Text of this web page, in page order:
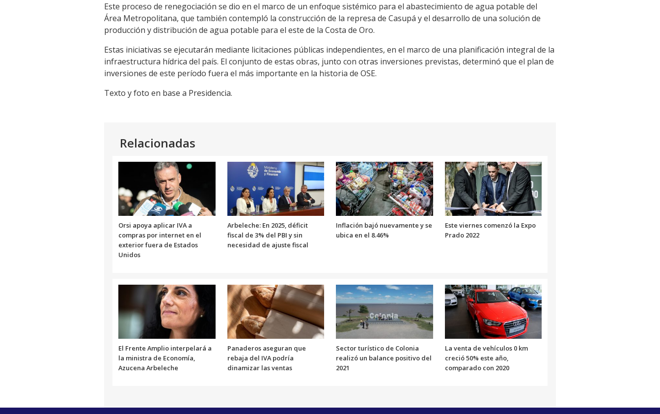
Este proceso de renegociación se dio en el marco de un enfoque sistémico para el abastecimiento de agua potable del
Área Metropolitana, que también contempló la construcción de la represa de Casupá y el desarrollo de una solución de
producción y distribución de agua potable para el este de la Costa de Oro.
Estas iniciativas se ejecutarán mediante licitaciones públicas independientes, en el marco de una planificación integral de la
infraestructura hídrica del país. El conjunto de estas obras, junto con otras inversiones previstas, determinó que el plan de
inversiones de este período fuera el más importante en la historia de OSE.
Texto y foto en base a Presidencia.
Relacionadas
Orsi apoya aplicar IVA a
compras por internet en el
exterior fuera de Estados
Unidos
Arbeleche: En 2025, déficit
fiscal de 3% del PBI y sin
necesidad de ajuste fiscal
Inflación bajó nuevamente y se
ubica en el 8.46%
Este viernes comenzó la Expo
Prado 2022
El Frente Amplio interpelará a
la ministra de Economía,
Azucena Arbeleche
Panaderos aseguran que
rebaja del IVA podría
dinamizar las ventas
Sector turístico de Colonia
realizó un balance positivo del
2021
La venta de vehículos 0 km
creció 50% este año,
comparado con 2020